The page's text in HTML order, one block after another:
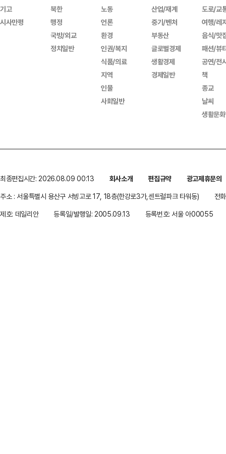
기고
시사만평
북한
행정
국방/외교
정치일반
노동
언론
환경
인권/복지
식품/의료
지역
인물
사회일반
산업/재계
중기/벤처
부동산
글로벌경제
생활경제
경제일반
도로/교
여행/레
음식/맛
패션/뷰
공연/전
책
종교
날씨
생활문
최종편집시간: 2026.08.09 00:13 회사소개 편집규약
광고제휴문의
주소 : 서울특별시 용산구 서빙고로 17, 18층(한강로3가,센트럴파크 타워동)
전
제호: 데일리안
등록일/발행일: 2005.09.13 등록번호: 서울 아00055